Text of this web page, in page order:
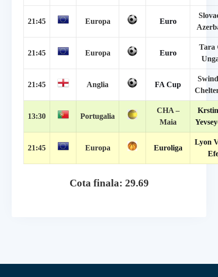
21:45 Europa Euro
21:45 Europa Euro
Tara
21:45 Anglia FA Cup
13:30 Portugalia
CHA –
Maia
21:45 Europa Euroliga
Lyon
Cota finala: 29.69